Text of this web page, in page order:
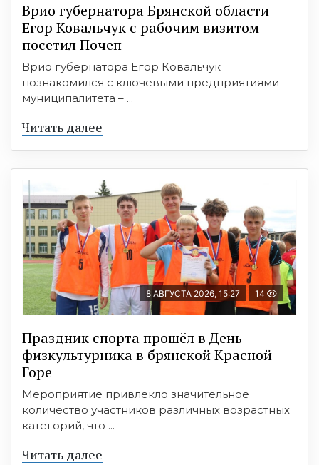
Врио губернатора Брянской области
Егор Ковальчук с рабочим визитом
посетил Почеп
Врио губернатора Егор Ковальчук
познакомился с ключевыми предприятиями
муниципалитета – ...
Читать далее
8 АВГУСТА 2026, 15:27 14
Праздник спорта прошёл в День
физкультурника в брянской Красной
Горе
Мероприятие привлекло значительное
количество участников различных возрастных
категорий, что ...
Читать далее